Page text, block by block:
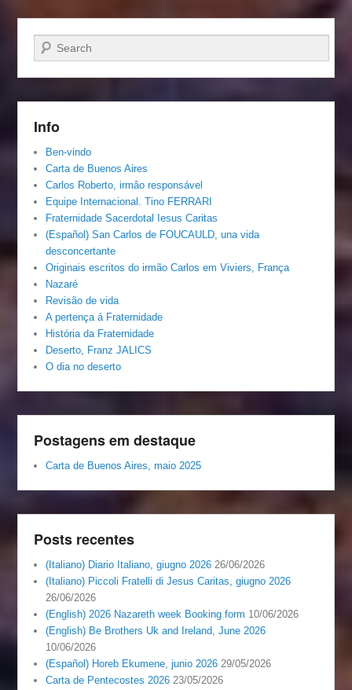
Pesquisar…
Info
Ben-vindo
Carta de Buenos Aires
Carlos Roberto, irmâo responsável
Equipe Internacional. Tino FERRARI
Fraternidade Sacerdotal Iesus Caritas
(Español) San Carlos de FOUCAULD, una vida
desconcertante
Originais escritos do irmão Carlos em Viviers, França
Nazaré
Revisão de vida
A pertença á Fraternidade
História da Fraternidade
Deserto, Franz JALICS
O dia no deserto
Postagens em destaque
Carta de Buenos Aires, maio 2025
Posts recentes
(Italiano) Diario Italiano, giugno 2026 26/06/2026
(Italiano) Piccoli Fratelli di Jesus Caritas, giugno 2026
26/06/2026
(English) 2026 Nazareth week Booking form 10/06/2026
(English) Be Brothers Uk and Ireland, June 2026
10/06/2026
(Español) Horeb Ekumene, junio 2026 29/05/2026
Carta de Pentecostes 2026 23/05/2026